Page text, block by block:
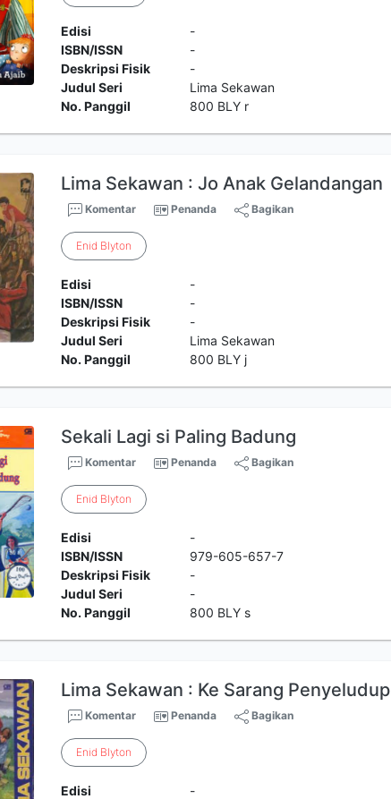
Edisi
-
ISBN/ISSN
-
Deskripsi Fisik
-
Judul Seri
Lima Sekawan
No. Panggil
800 BLY r
Lima Sekawan : Jo Anak Gelandangan
Komentar Penanda Bagikan
Enid Blyton
Edisi
-
ISBN/ISSN
-
Deskripsi Fisik
-
Judul Seri
Lima Sekawan
No. Panggil
800 BLY j
Sekali Lagi si Paling Badung
Komentar Penanda Bagikan
Enid Blyton
Edisi
-
ISBN/ISSN
979-605-657-7
Deskripsi Fisik
-
Judul Seri
-
No. Panggil
800 BLY s
Lima Sekawan : Ke Sarang Penyeludup
Komentar Penanda Bagikan
Enid Blyton
Edisi
-